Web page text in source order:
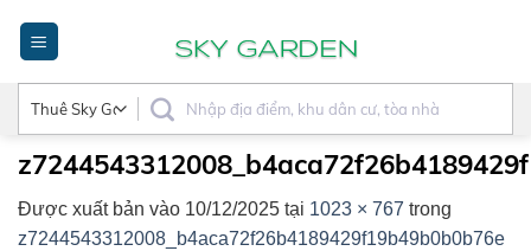
dung
Được xuất bản vào 10/12/2025 tại 1023 × 767 trong
z7244543312008_b4aca72f26b4189429f19b49b0b0b76e